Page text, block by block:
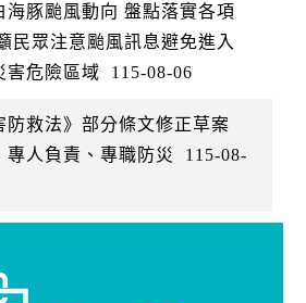
海豚颱風動向 盤點落實各項
民眾注意颱風訊息避免進入
害危險區域
115-08-06
防救法》部分條文修正草案
專人負責、專職防災
115-08-